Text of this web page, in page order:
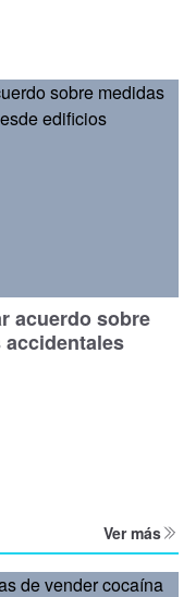
acuerdo sobre
accidentales
Ver más